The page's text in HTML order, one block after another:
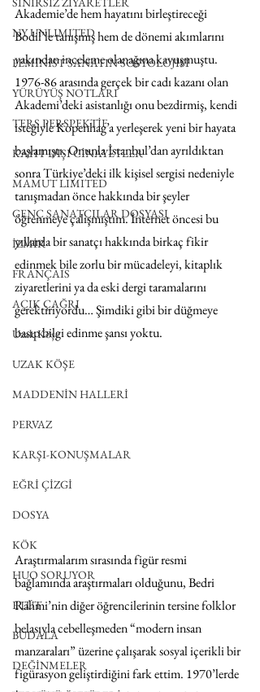
NY UNLIMITED
FEMİNİST SANATIN SOSYOLOJİSİ
YÜRÜYÜŞ NOTLARI
TERS PERSPEKTİF
KAYIT DIŞI CİNAYETLER
MAMUT LIMITED
GENÇ SANATÇILAR DOSYASI
İZMİR
FRANÇAIS
AÇIK ÇAĞRI
Uzak Köşe
UZAK KÖŞE
MADDENİN HALLERİ
PERVAZ
KARŞI-KONUŞMALAR
EĞRİ ÇİZGİ
DOSYA
KÖK
HUO SORUYOR
ETÜT
BUDALA
DEĞİNMELER
Akademie’de hem hayatını birleştireceği
Bodil’le tanışmış hem de dönemi akımlarını
yakından inceleme olanağına kavuşmuştu.
1976-86 arasında gerçek bir cadı kazanı olan
Akademi’deki asistanlığı onu bezdirmiş, kendi
isteğiyle Kopenhag’a yerleşerek yeni bir hayata
başlamıştı. Onunla İstanbul’dan ayrıldıktan
sonra Türkiye’deki ilk kişisel sergisi nedeniyle
tanışmadan önce hakkında bir şeyler
öğrenmeye çalışmıştım. İnternet öncesi bu
yıllarda bir sanatçı hakkında birkaç fikir
edinmek bile zorlu bir mücadeleyi, kitaplık
ziyaretlerini ya da eski dergi taramalarını
gerektiriyordu… Şimdiki gibi bir düğmeye
basıp bilgi edinme şansı yoktu.
Araştırmalarım sırasında figür resmi
bağlamında araştırmaları olduğunu, Bedri
Rahmi’nin diğer öğrencilerinin tersine folklor
belasıyla cebelleşmeden “modern insan
manzaraları” üzerine çalışarak sosyal içerikli bir
figürasyon geliştirdiğini fark ettim. 1970’lerde